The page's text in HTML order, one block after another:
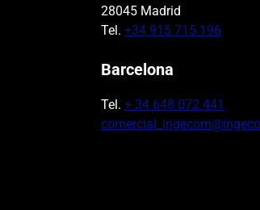
28045 Madrid
Tel. +34 915 715 196
Barcelona
Tel. + 34 648 072 441